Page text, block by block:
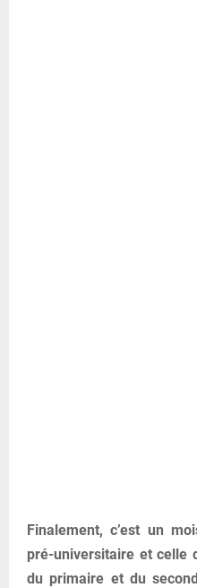
Finalement, c’est un
pré-universitaire et celle
du primaire et du